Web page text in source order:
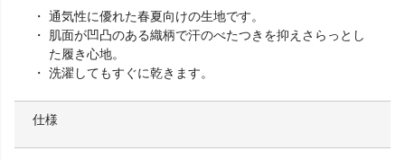
通気性に優れた春夏向けの生地です。
肌面が凹凸のある織柄で汗のべたつきを抑えさらっとし
た履き心地。
洗濯してもすぐに乾きます。
仕様